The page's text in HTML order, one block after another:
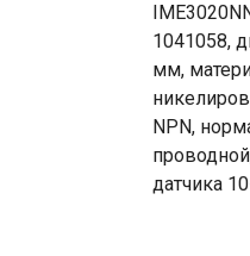
1041058,
мм,
NPN,
датчика